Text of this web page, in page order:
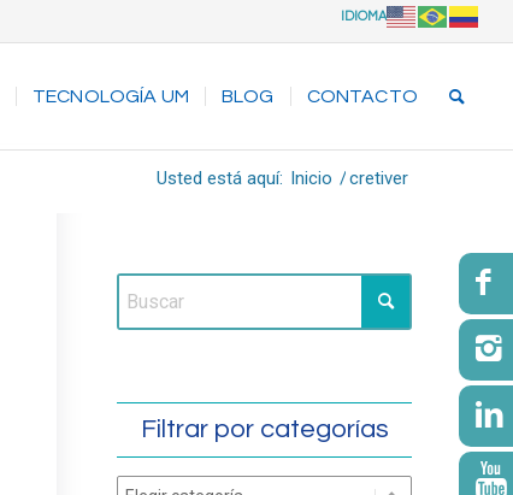
IDIOMA
TECNOLOGÍA UM BLOG CONTACTO
Usted está aquí: Inicio /cretiver
Filtrar por categorías